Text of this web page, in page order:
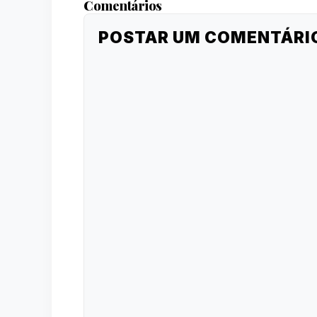
Comentários
POSTAR UM